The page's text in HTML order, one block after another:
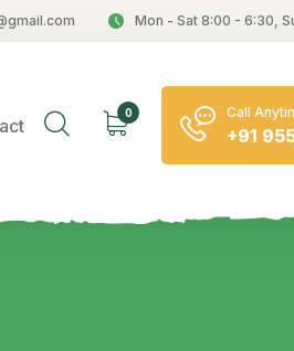
Mon - Sat 8:00 - 6:30,
0 Call
+91